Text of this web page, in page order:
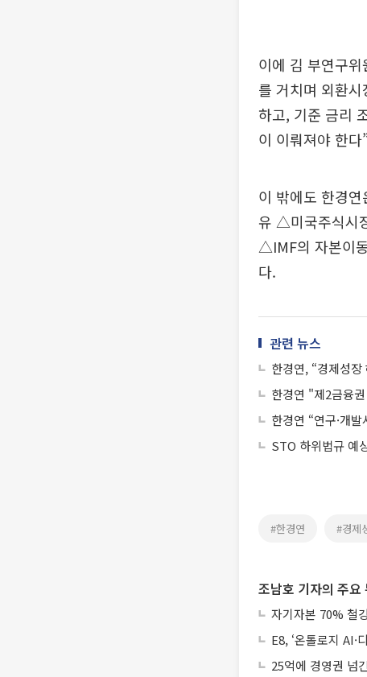
이에 김 부연구
를 거치며 외환
하고, 기준 금리
이 이뤄져야 한
이 밖에도 한경
유 △미국주식시
△IMF의 자본이
다.
관련 뉴스
한경연, “경제성
한경연 "제2금융
한경연 “연구·개
STO 하위법규 예
#한경연 #경제
조남호 기자의 주요
자기자본 70% 철
E8, ‘온톨로지
25억에 경영권 넘